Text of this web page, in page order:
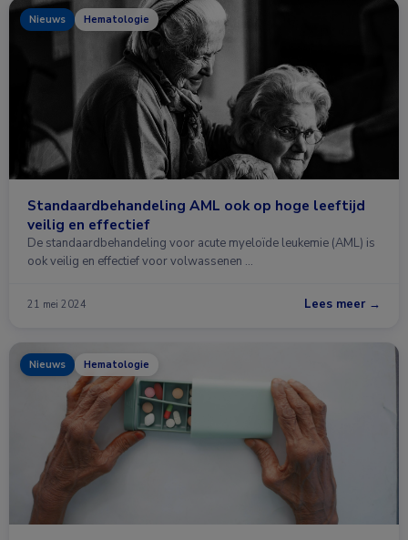
Nieuws Hematologie
Standaardbehandeling AML ook op hoge leeftijd
veilig en effectief
De standaardbehandeling voor acute myeloïde leukemie (AML) is
ook veilig en effectief voor volwassenen …
21 mei 2024 Lees meer →
Nieuws Hematologie